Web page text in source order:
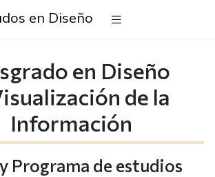
en Diseño
en Diseño
de la
Información
Programa de estudios